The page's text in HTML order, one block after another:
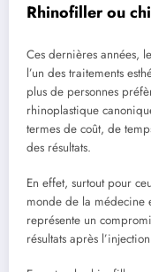
Rhinofiller ou
Ces dernières années,
l’un des traitements
plus de personnes
rhinoplastique
termes de coût, de
des résultats.
En effet, surtout pour
monde de la
représente un
résultats après